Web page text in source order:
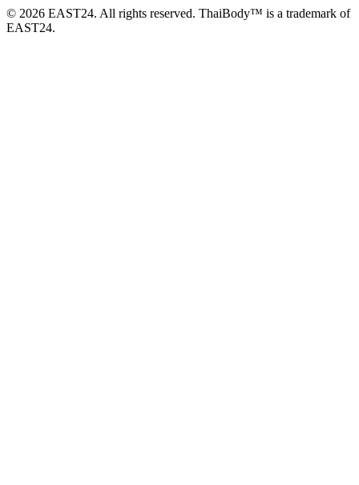
© 2026 EAST24. All rights reserved. ThaiBody™ is a trademark of
EAST24.